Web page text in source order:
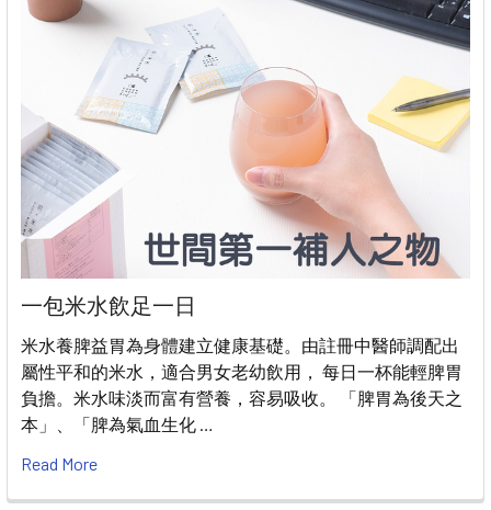
一包米水飲足一日
米水養脾益胃為身體建立健康基礎。由註冊中醫師調配出
屬性平和的米水，適合男女老幼飲用， 每日一杯能輕脾胃
負擔。米水味淡而富有營養，容易吸收。 「脾胃為後天之
本」、「脾為氣血生化 …
Read More